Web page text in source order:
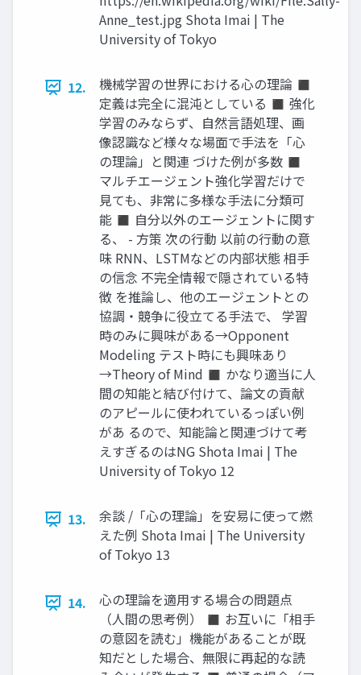
Anne_test.jpg Shota Imai | The
University of Tokyo
12.
機械学習の世界における心の理論 ◼
定義は完全に混沌としている ◼ 強化
学習のみならず、自然言語処理、画
像認識など様々な場面で手法を「心
の理論」と関連 づけた例が多数 ◼
マルチエージェント強化学習だけで
見ても、非常に多様な手法に分類可
能 ◼ 自分以外のエージェントに関す
る、 - 方策 次の行動 以前の行動の意
味 RNN、LSTMなどの内部状態 相手
の信念 不完全情報で隠されている特
徴 を推論し、他のエージェントとの
協調・競争に役立てる手法で、 学習
時のみに興味がある→Opponent
Modeling テスト時にも興味あり
→Theory of Mind ◼ かなり適当に人
間の知能と結び付けて、論文の貢献
のアピールに使われているっぽい例
があ るので、知能論と関連づけて考
えすぎるのはNG Shota Imai | The
University of Tokyo 12
13.
余談 /「心の理論」を安易に使って燃
えた例 Shota Imai | The University
of Tokyo 13
14.
心の理論を適用する場合の問題点
（人間の思考例） ◼ お互いに「相手
の意図を読む」機能があることが既
知だとした場合、無限に再起的な読